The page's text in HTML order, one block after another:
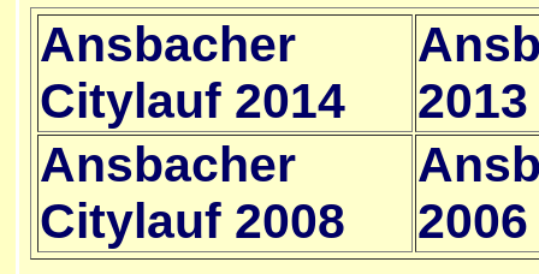
Ansbacher
Citylauf 2014
2013
Ansbacher
Citylauf 2008
2006